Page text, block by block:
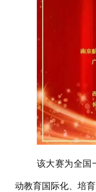
该大赛为全国
动教育国际化、培